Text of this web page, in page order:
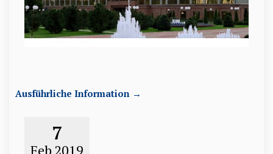
Ausführliche Information →
7
Feb 2019